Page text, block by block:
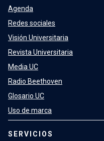
Agenda
Redes sociales
Visión Universitaria
Revista Universitaria
Media UC
Radio Beethoven
Glosario UC
Uso de marca
SERVICIOS